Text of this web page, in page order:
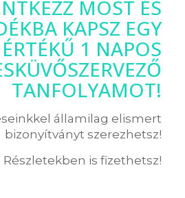
MOST ÉS
KAPSZ EGY
1 NAPOS
TANFOLYAMOT!
államilag elismert
bizonyítványt szerezhetsz!
Részletekben is fizethetsz!